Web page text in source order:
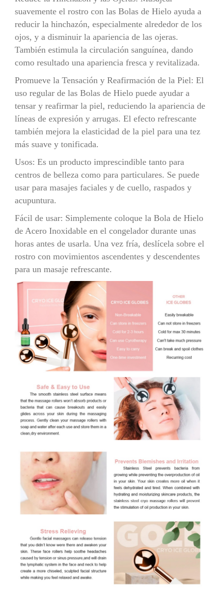
suavemente el rostro con las Bolas de Hielo ayuda a
reducir la hinchazón, especialmente alrededor de los
ojos, y a disminuir la apariencia de las ojeras.
También estimula la circulación sanguínea, dando
como resultado una apariencia fresca y revitalizada.
Promueve la Tensación y Reafirmación de la Piel: El
uso regular de las Bolas de Hielo puede ayudar a
tensar y reafirmar la piel, reduciendo la apariencia de
líneas de expresión y arrugas. El efecto refrescante
también mejora la elasticidad de la piel para una tez
más suave y tonificada.
Usos: Es un producto imprescindible tanto para
centros de belleza como para particulares. Se puede
usar para masajes faciales y de cuello, raspados y
acupuntura.
Fácil de usar: Simplemente coloque la Bola de Hielo
de Acero Inoxidable en el congelador durante unas
horas antes de usarla. Una vez fría, deslícela sobre el
rostro con movimientos ascendentes y descendentes
para un masaje refrescante.